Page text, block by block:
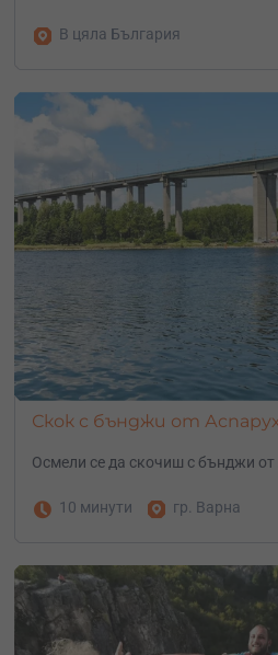
В цяла България
Скок с бънджи от
Осмели се да скочиш с бънджи
10 минути гр. Варна